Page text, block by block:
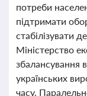
потреби
підтримати
стабілізувати
Міністерство
збалансування
українських
часу.